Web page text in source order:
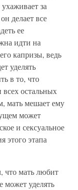
за
делает все
ее
идти на
капризы, ведь
уделять
в то, что
остальных
мать мешает ему
может
и сексуальное
этого этапа
что мать любит
может уделять